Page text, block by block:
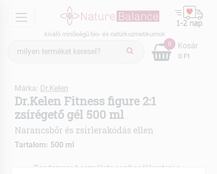
menu
kiváló minőségű bio- és natúrkozmetikumok
keresés
0
0 Ft
Kosár
Márka: Dr.Kelen
Dr.Kelen Fitness figure 2:1
zsírégető gél 500 ml
Narancsbőr és zsírlerakódás ellen
Tartalom: 500 ml
Rendszeres használata segít csökkenteni a